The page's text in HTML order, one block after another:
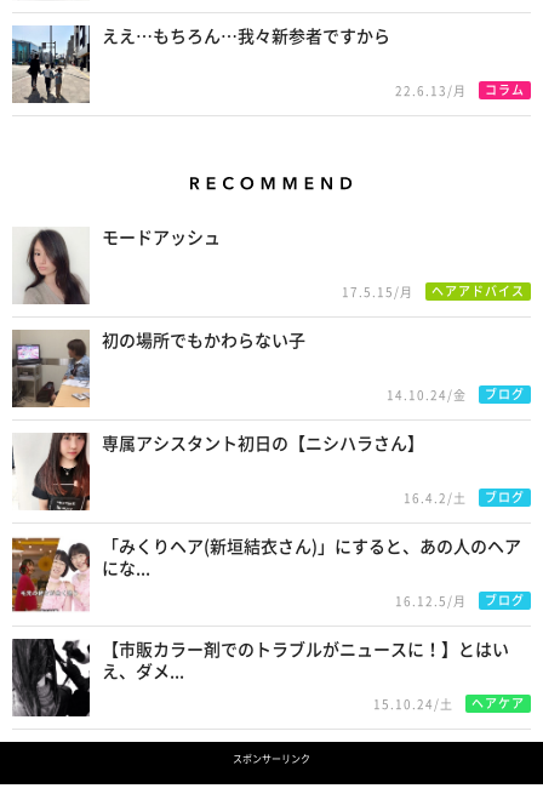
ええ…もちろん…我々新参者ですから
22.6.13/月 コラム
モードアッシュ
17.5.15/月 ヘアアドバイス
初の場所でもかわらない子
14.10.24/金 ブログ
専属アシスタント初日の【ニシハラさん】
16.4.2/土 ブログ
「みくりヘア(新垣結衣さん)」にすると、あの人のヘア
にな...
16.12.5/月 ブログ
【市販カラー剤でのトラブルがニュースに！】とはい
え、ダメ...
15.10.24/土 ヘアケア
スポンサーリンク